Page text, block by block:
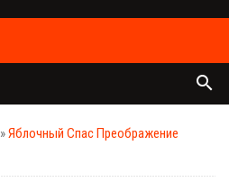
search
»Яблочный Спас Преображение